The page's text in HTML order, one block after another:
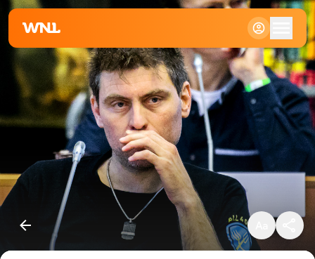
Standaard
Groot